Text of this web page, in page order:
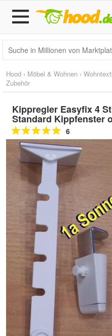
Hood › Möbel & Wohnen ›
Zubehör
Kippregler Easyfix 4
Standard Kippfenster
6
Doppelt